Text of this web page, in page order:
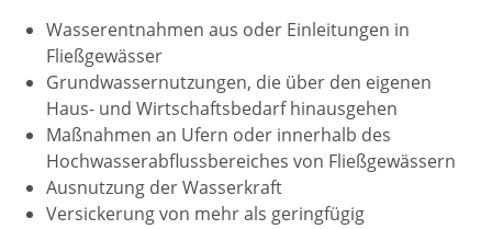
Wasserentnahmen aus oder Einleitungen in
Fließgewässer
Grundwassernutzungen, die über den eigenen
Haus- und Wirtschaftsbedarf hinausgehen
Maßnahmen an Ufern oder innerhalb des
Hochwasserabflussbereiches von Fließgewässern
Ausnutzung der Wasserkraft
Versickerung von mehr als geringfügig